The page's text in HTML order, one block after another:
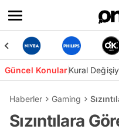
Güncel KonularKural
Haberler Gaming
Sızıntılara